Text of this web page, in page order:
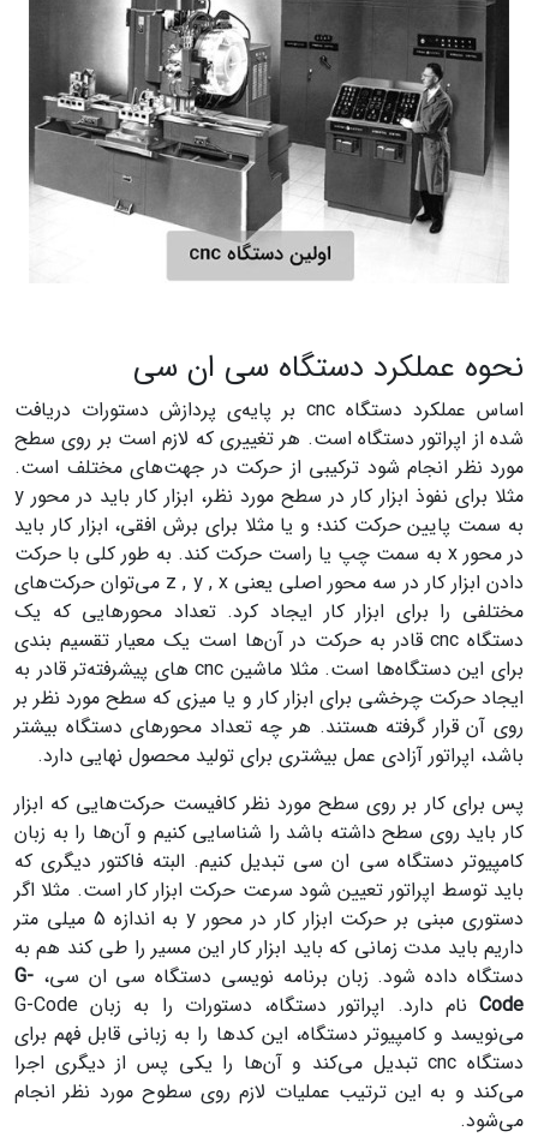
نحوه عملکرد دستگاه سی ان سی
ا
ساس عملکرد دستگاه cnc بر پایه‌ی پردازش دستورات دریافت
شده از اپراتور دستگاه است. هر تغییری که لازم است بر روی سطح
مورد نظر انجام شود ترکیبی از حرکت در جهت‌های مختلف است.
مثلا برای نفوذ ابزار کار در سطح مورد نظر، ابزار کار باید در محور y
به سمت پایین حرکت کند؛ و یا مثلا برای برش افقی، ابزار کار باید
در محور x به سمت چپ یا راست حرکت کند. به طور کلی با حرکت
دادن ابزار کار در سه محور اصلی یعنی z , y , x می‌توان حرکت‌های
مختلفی را برای ابزار کار ایجاد کرد. تعداد محورهایی که یک
دستگاه cnc قادر به حرکت در آن‌ها است یک معیار تقسیم بندی
برای این دستگاه‌ها است. مثلا ماشین cnc های پیشرفته‌تر قادر به
ایجاد حرکت چرخشی برای ابزار کار و یا میزی که سطح مورد نظر بر
روی آن قرار گرفته هستند. هر چه تعداد محورهای دستگاه بیشتر
باشد، اپراتور آزادی عمل بیشتری برای تولید محصول نهایی دارد.
پس برای کار بر روی سطح مورد نظر کافیست حرکت‌هایی که ابزار
کار باید روی سطح داشته باشد را شناسایی کنیم و آن‌ها را به زبان
کامپیوتر دستگاه سی ان سی تبدیل کنیم. البته فاکتور دیگری که
باید توسط اپراتور تعیین شود سرعت حرکت ابزار کار است. مثلا اگر
دستوری مبنی بر حرکت ابزار کار در محور y به اندازه 5 میلی متر
داریم باید مدت زمانی که باید ابزار کار این مسیر را طی کند هم به
دستگاه داده شود. زبان برنامه نویسی دستگاه سی ان سی، G-
Code
نام دارد. اپراتور دستگاه، دستورات را به زبان G-Code
می‌نویسد و کامپیوتر دستگاه، این کدها را به زبانی قابل فهم برای
دستگاه cnc تبدیل می‌کند و آن‌ها را یکی پس از دیگری اجرا
می‌کند و به این ترتیب عملیات لازم روی سطوح مورد نظر انجام
می‌شود.